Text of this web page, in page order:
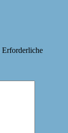
Erforderliche